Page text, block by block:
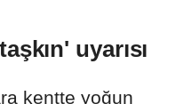
uyarısı
kentte yoğun